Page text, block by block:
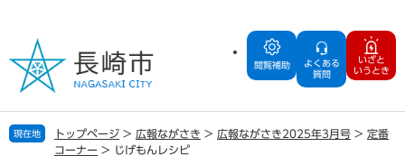
の
で
す
ー
ば
し
閲覧補助
よくある
質問
いざと
いうとき
現在地 トップページ > 広報ながさき > 広報ながさき2025年3月号 > 定番
コーナー > じげもんレシピ